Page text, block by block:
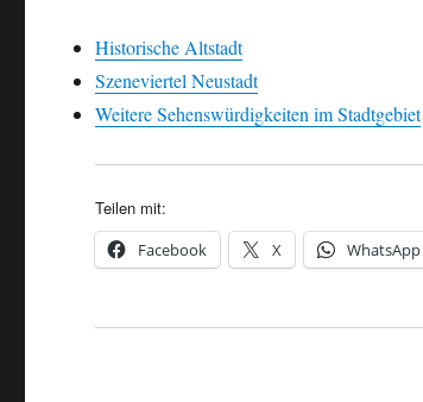
Historische Altstadt
Szeneviertel Neustadt
Weitere Sehenswürdigkeiten im Stadtgebiet
Teilen mit:
Facebook X WhatsApp